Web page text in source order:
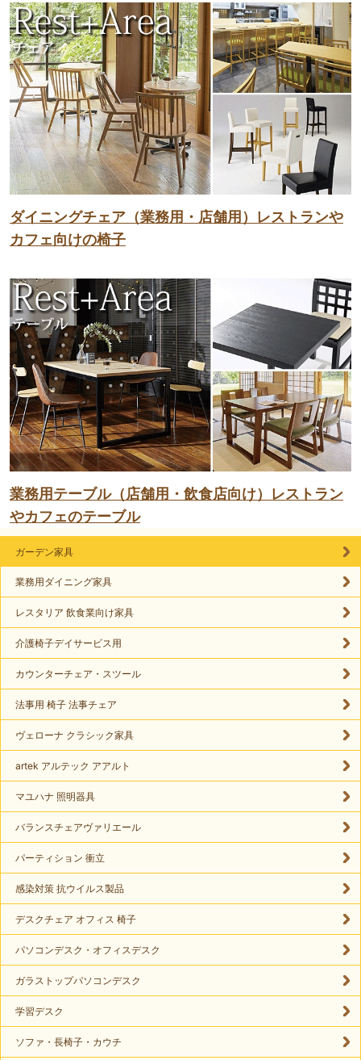
ダイニングチェア（業務用・店舗用）レストランや
カフェ向けの椅子
業務用テーブル（店舗用・飲食店向け）レストラン
やカフェのテーブル
ガーデン家具
業務用ダイニング家具
レスタリア 飲食業向け家具
介護椅子デイサービス用
カウンターチェア・スツール
法事用 椅子 法事チェア
ヴェローナ クラシック家具
artek アルテック アアルト
マユハナ 照明器具
バランスチェアヴァリエール
パーティション 衝立
感染対策 抗ウイルス製品
デスクチェア オフィス 椅子
パソコンデスク・オフィスデスク
ガラストップパソコンデスク
学習デスク
ソファ・長椅子・カウチ